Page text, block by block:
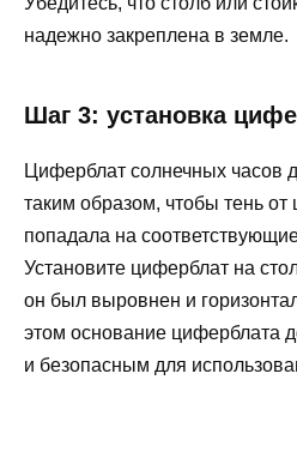
надежно закреплена в земле.
Шаг 3: установка
Циферблат солнечных часов
таким образом, чтобы тень от
попадала на
Установите циферблат на
он был выровнен и
этом основание циферблата
и безопасным для